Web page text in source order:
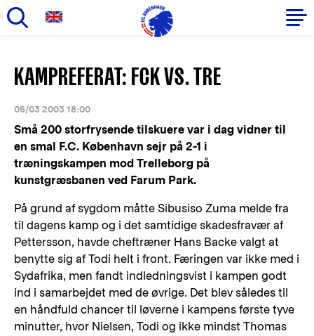
hovedindhold
Primær
navigation
KAMPREFERAT: FCK VS. TRE
05/03 2003 18:00
Små 200 storfrysende tilskuere var i dag vidner til
en smal F.C. København sejr på 2-1 i
træningskampen mod Trelleborg på
kunstgræsbanen ved Farum Park.
På grund af sygdom måtte Sibusiso Zuma melde fra
til dagens kamp og i det samtidige skadesfravær af
Pettersson, havde cheftræner Hans Backe valgt at
benytte sig af Todi helt i front. Færingen var ikke med i
Sydafrika, men fandt indledningsvist i kampen godt
ind i samarbejdet med de øvrige. Det blev således til
en håndfuld chancer til løverne i kampens første tyve
minutter, hvor Nielsen, Todi og ikke mindst Thomas